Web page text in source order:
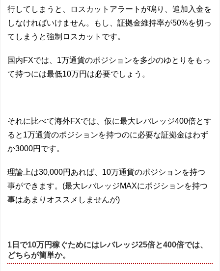
行してしまうと、ロスカットアラートが鳴り、追加入金を
しなければいけません。もし、証拠金維持率が50%を切っ
てしまうと強制ロスカットです。
国内FXでは、1万通貨のポジションを多少のゆとりをもっ
て持つには最低10万円は必要でしょう。
それに比べて海外FXでは、仮に最大レバレッジ400倍とす
ると1万通貨のポジションを持つのに必要な証拠金はわず
か3000円です。
理論上は30,000円あれば、10万通貨のポジションを持つ
事ができます。(最大レバレッジMAXにポジションを持つ
事はあまりオススメしませんが)
1日で10万円稼ぐためにはレバレッジ25倍と400倍では、
どちらが簡単か。